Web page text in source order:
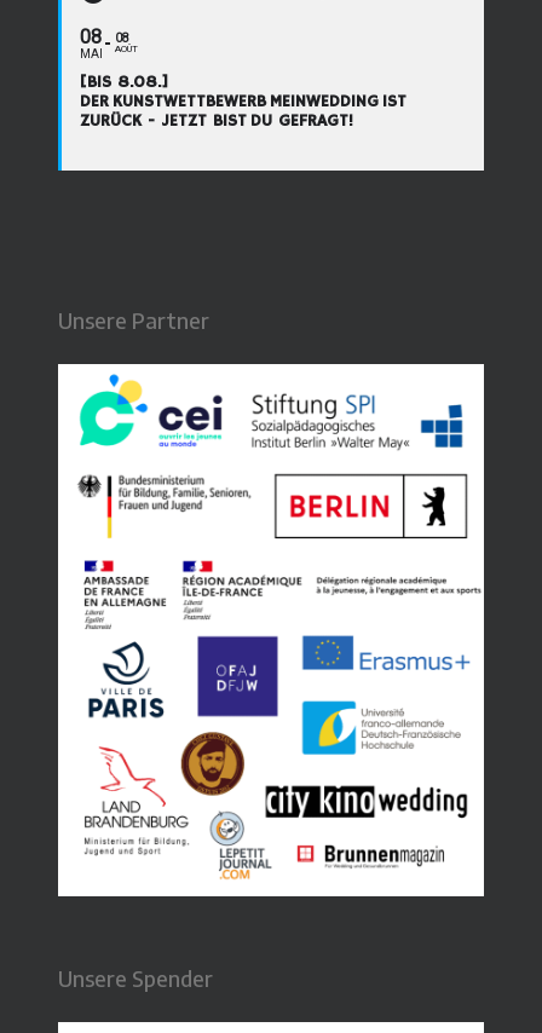
08
MAI
08
AOÛT
[BIS 8.08.]
DER KUNSTWETTBEWERB MEINWEDDING IST
ZURÜCK - JETZT BIST DU GEFRAGT!
Unsere Partner
Unsere Spender